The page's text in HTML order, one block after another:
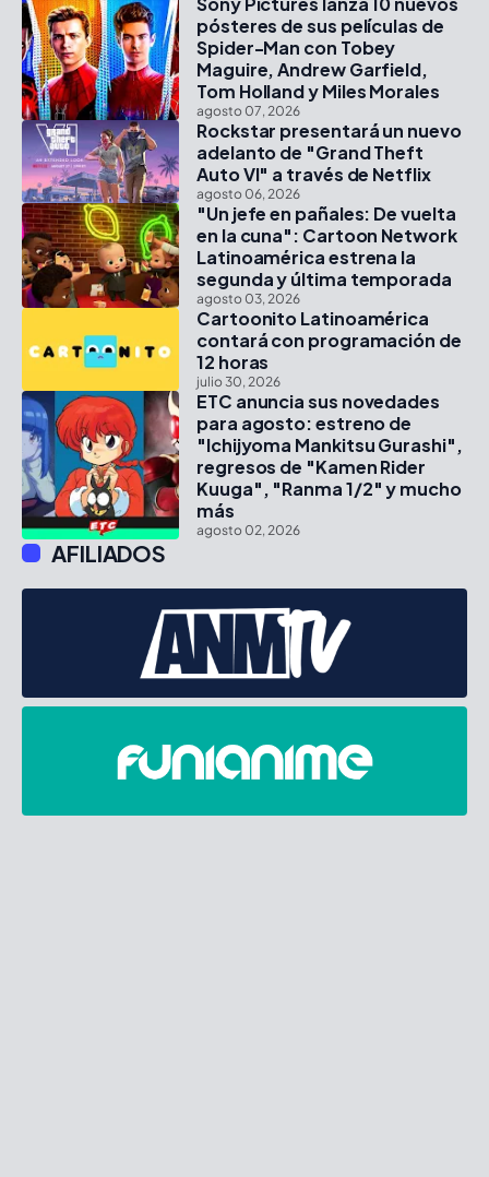
pósteres de sus películas de
Spider-Man con Tobey
Maguire, Andrew Garfield,
Tom Holland y Miles Morales
agosto 07, 2026
Rockstar presentará un nuevo
adelanto de "Grand Theft
Auto VI" a través de Netflix
agosto 06, 2026
"Un jefe en pañales: De vuelta
en la cuna": Cartoon Network
Latinoamérica estrena la
segunda y última temporada
agosto 03, 2026
Cartoonito Latinoamérica
contará con programación de
12 horas
julio 30, 2026
ETC anuncia sus novedades
para agosto: estreno de
"Ichijyoma Mankitsu Gurashi",
regresos de "Kamen Rider
Kuuga", "Ranma 1/2" y mucho
más
agosto 02, 2026
AFILIADOS